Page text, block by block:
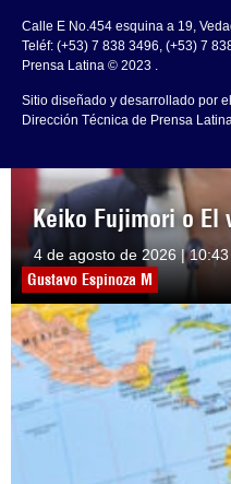
Keiko Fujimori o El
4 de agosto de 2026 | 10:43
Gustavo Espinoza M
Calle E No.454 esquina a 19,
Teléf: (+53) 7 838 3496, (+53) 7
Prensa Latina © 2023 .
Sitio diseñado y desarrollado por
Dirección Técnica de Prensa